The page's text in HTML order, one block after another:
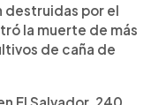
destruidas por el
la muerte de más
de caña de
El Salvador, 240